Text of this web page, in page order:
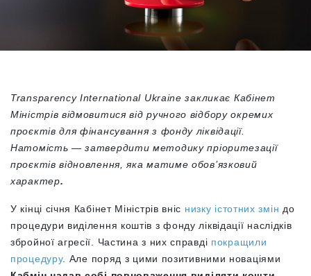
Transparency International Ukraine закликає Кабінет
Міністрів відмовитися від ручного відбору окремих
проєктів для фінансування з фонду ліквідації.
Натомість — затвердити методику пріоритезації
проєктів відновлення, яка матиме обов’язковий
характер.
У кінці січня Кабінет Міністрів вніс низку істотних змін до
процедури виділення коштів з фонду ліквідації наслідків
збройної агресії. Частина з них справді покращили
процедуру. Але поряд з цими позитивними новаціями